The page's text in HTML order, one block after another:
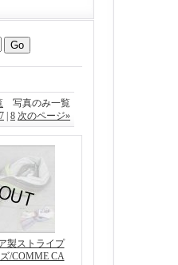
写真のみ一覧
7 8 次のページ»
製ストライプ
/COMME CA